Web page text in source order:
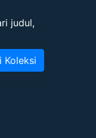
judul,
Koleksi